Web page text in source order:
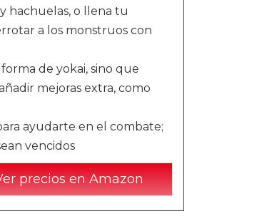
hachuelas, o llena tu
a los monstruos con
de yokai, sino que
mejoras extra, como
ayudarte en el combate;
vencidos
precios en Amazon